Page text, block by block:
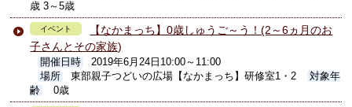
歳 3～5歳
イベント
【なかまっち】0歳しゅうご～う！(2～6ヵ月のお
子さんとその家族)
開催日時
2019年6月24日10:00～11:00
場所
東部親子つどいの広場【なかまっち】研修室1・2
対象年
齢
0歳